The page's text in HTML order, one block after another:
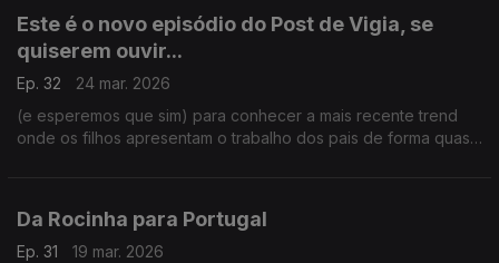
Este é o novo episódio do Post de Vigia, se
quiserem ouvir...
Ep. 32
24 mar. 2026
(e esperemos que sim) para conhecer a mais recente trend
onde os filhos apresentam o trabalho dos pais de forma quase
Da Rocinha para Portugal
Ep. 31
19 mar. 2026